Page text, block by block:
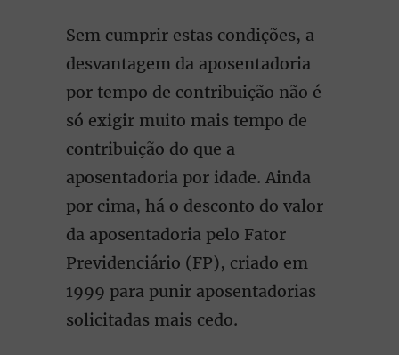
Sem cumprir estas condições, a
desvantagem da aposentadoria
por tempo de contribuição não é
só exigir muito mais tempo de
contribuição do que a
aposentadoria por idade. Ainda
por cima, há o desconto do valor
da aposentadoria pelo Fator
Previdenciário (FP), criado em
1999 para punir aposentadorias
solicitadas mais cedo.